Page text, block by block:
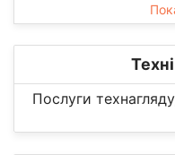
Послуги